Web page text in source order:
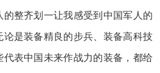
整齐划一让我感受到中国军人的
论是装备精良的步兵、装备高科技
表中国未来作战力的装备，都给